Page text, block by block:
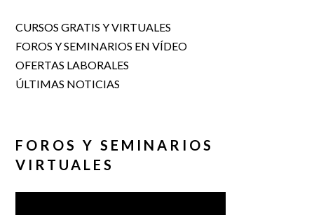
CURSOS GRATIS Y VIRTUALES
FOROS Y SEMINARIOS EN VÍDEO
OFERTAS LABORALES
ÚLTIMAS NOTICIAS
FOROS Y SEMINARIOS
VIRTUALES